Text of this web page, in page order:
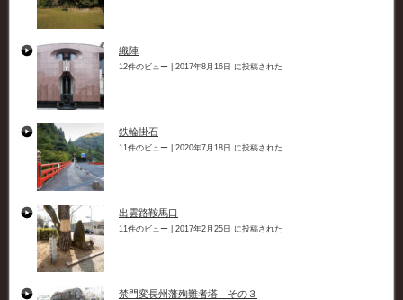
織陣
12件のビュー 2017年8月16日 に投稿された
鉄輪掛石
11件のビュー 2020年7月18日 に投稿された
出雲路鞍馬口
11件のビュー 2017年2月25日 に投稿された
禁門変長州藩殉難者塔 その３